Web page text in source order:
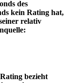
des
kein Rating hat,
relativ
bezieht